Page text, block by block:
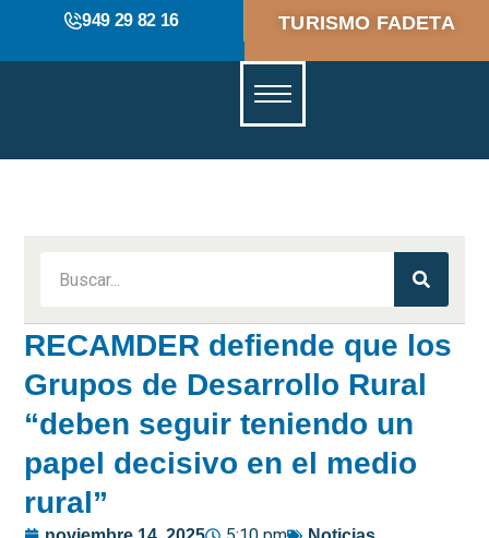
949 29 82 16 TURISMO FADETA
RECAMDER defiende que los
Grupos de Desarrollo Rural
“deben seguir teniendo un
papel decisivo en el medio
rural”